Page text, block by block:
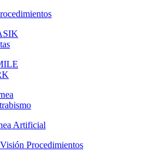
Artificial
Procedimientos